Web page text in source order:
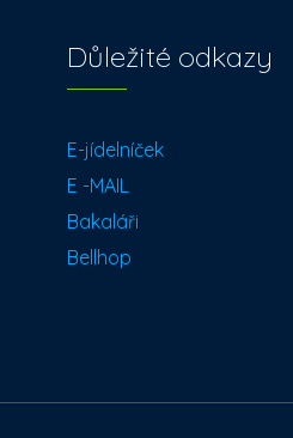
Důležité odkazy
E-jídelníček
E -MAIL
Bakaláři
Bellhop